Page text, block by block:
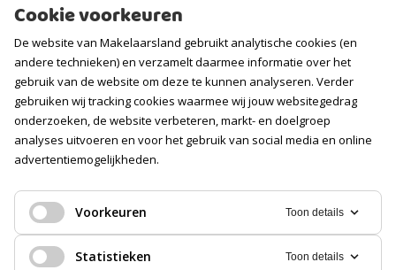
Vacatures
Volg ons
Cookie voorkeuren
De website van Makelaarsland gebruikt analytische cookies (en
andere technieken) en verzamelt daarmee informatie over het
gebruik van de website om deze te kunnen analyseren. Verder
gebruiken wij tracking cookies waarmee wij jouw websitegedrag
onderzoeken, de website verbeteren, markt- en doelgroep
analyses uitvoeren en voor het gebruik van social media en online
advertentiemogelijkheden.
Voorkeuren Toon details
Statistieken Toon details